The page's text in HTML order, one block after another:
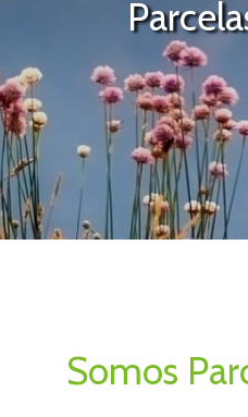
Somos